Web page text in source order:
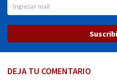
DEJA TU COMENTARIO